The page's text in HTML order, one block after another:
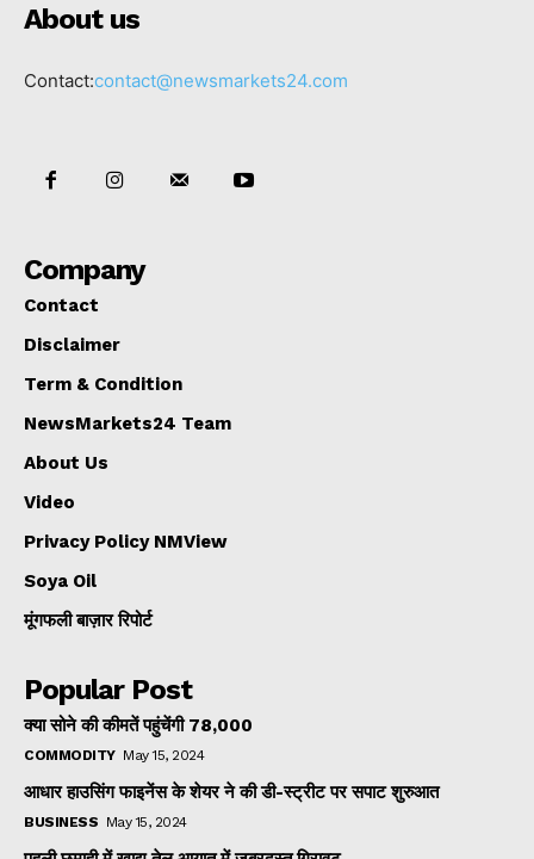
About us
Contact:contact@newsmarkets24.com
Company
Contact
Disclaimer
Term & Condition
NewsMarkets24 Team
About Us
Video
Privacy Policy NMView
Soya Oil
मूंगफली बाज़ार रिपोर्ट
Popular Post
क्या सोने की कीमतें पहुंचेंगी ₹78,000
COMMODITY May 15, 2024
आधार हाउसिंग फाइनेंस के शेयर ने की डी-स्ट्रीट पर सपाट शुरुआत
BUSINESS May 15, 2024